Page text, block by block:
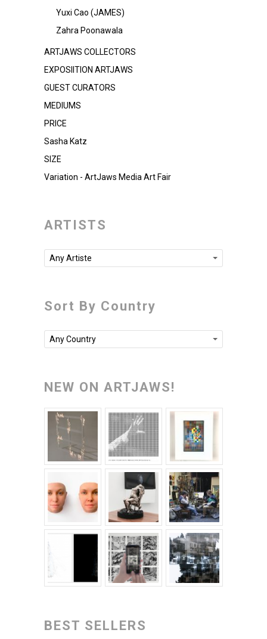
Yuxi Cao (JAMES)
Zahra Poonawala
ARTJAWS COLLECTORS
EXPOSIITION ARTJAWS
GUEST CURATORS
MEDIUMS
PRICE
Sasha Katz
SIZE
Variation - ArtJaws Media Art Fair
ARTISTS
Any Artiste
Sort By Country
Any Country
NEW ON ARTJAWS!
BEST SELLERS